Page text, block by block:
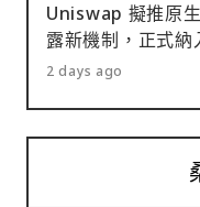
Uniswap 擬推原
露新機制，正式納
2 days ago